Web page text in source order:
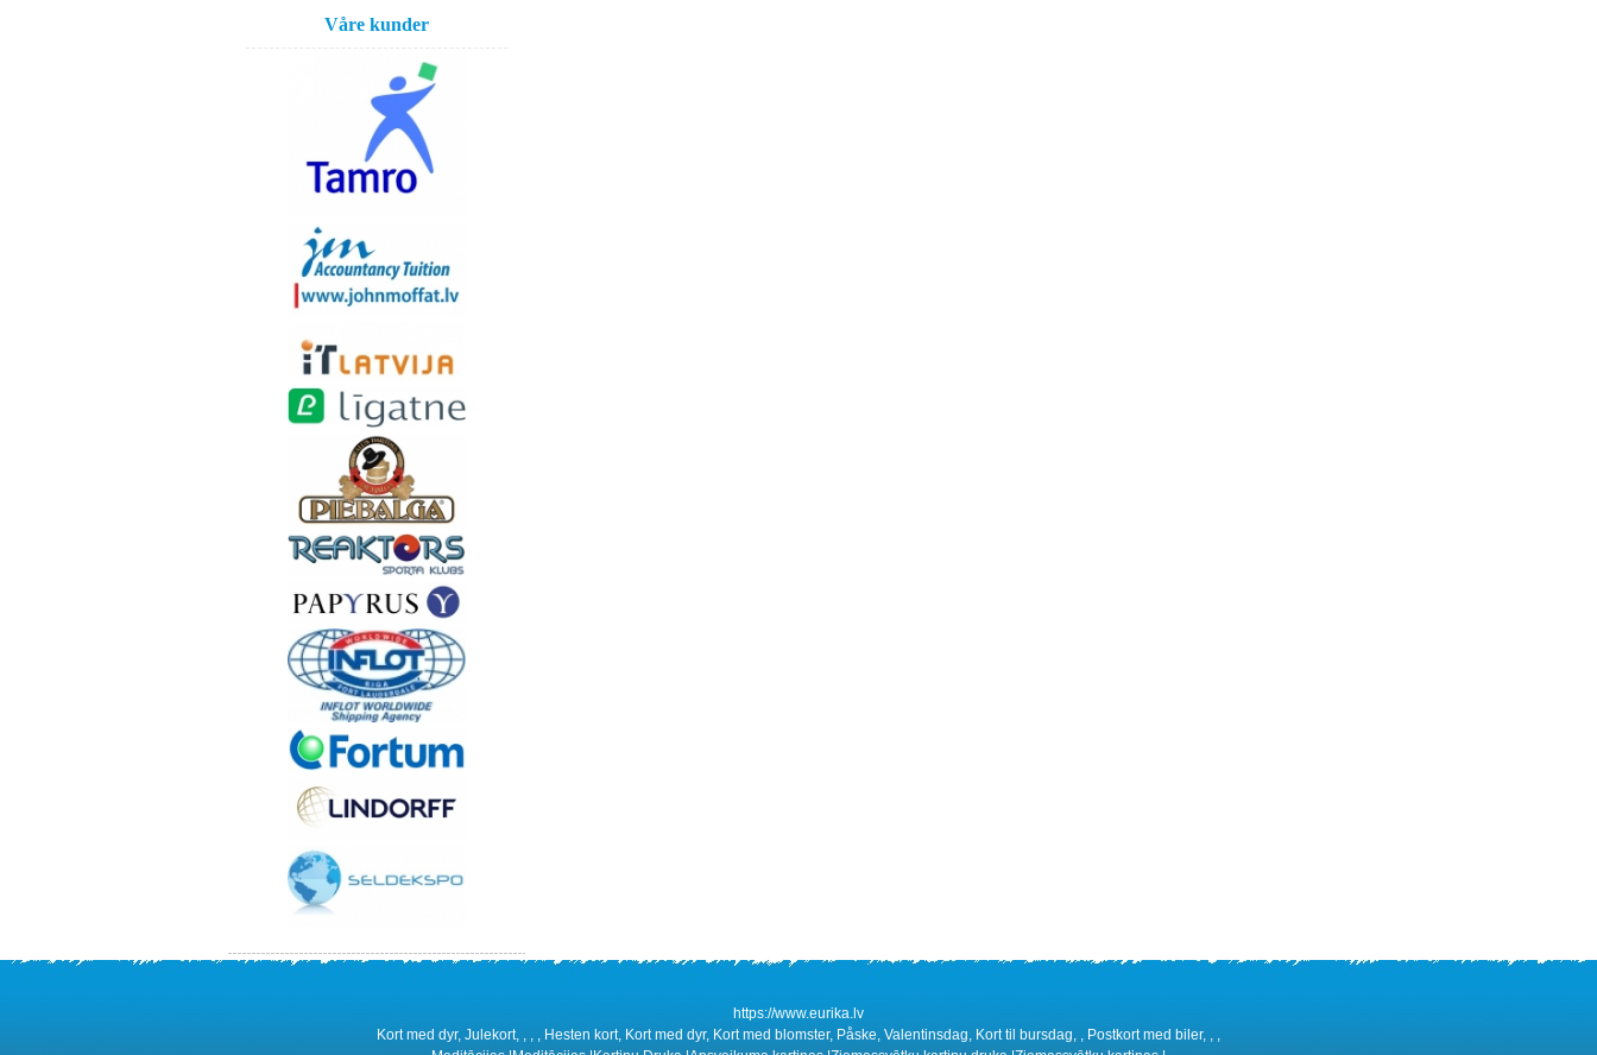
Våre kunder
https://www.eurika.lv
Kort med dyr, Julekort, , , , Hesten kort, Kort med dyr, Kort med blomster, Påske, Valentinsdag, Kort til bursdag, , Postkort med biler, , ,